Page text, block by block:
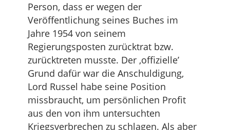
Person, dass er wegen der
Veröffentlichung seines Buches im
Jahre 1954 von seinem
Regierungsposten zurücktrat bzw.
zurücktreten musste. Der ‚offizielle’
Grund dafür war die Anschuldigung,
Lord Russel habe seine Position
missbraucht, um persönlichen Profit
aus den von ihm untersuchten
Kriegsverbrechen zu schlagen. Als aber